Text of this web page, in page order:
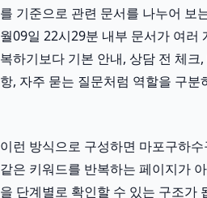
를 기준으로 관련 문서를 나누어 보
월09일 22시29분 내부 문서가 여러
복하기보다 기본 안내, 상담 전 체크
항, 자주 묻는 질문처럼 역할을 구
이런 방식으로 구성하면 마포구하
같은 키워드를 반복하는 페이지가
을 단계별로 확인할 수 있는 구조가